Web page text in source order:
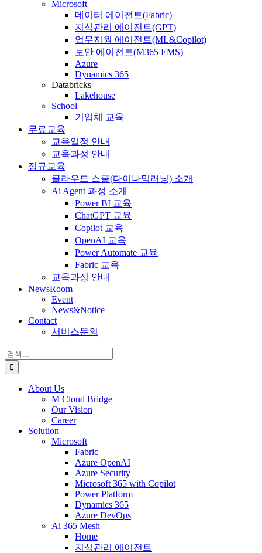
Microsoft
데이터 에이전트(Fabric)
지식관리 에이전트(GPT)
업무지원 에이전트(ML&Copilot)
보안 에이전트(M365 EMS)
Azure
Dynamics 365
Databricks
Lakehouse
School
기업체 교육
무료교육
교육일정 안내
교육과정 안내
정규교육
클라우드 스쿨(다이나믹러닝) 소개
Ai Agent 과정 소개
Power BI 교육
ChatGPT 교육
Copilot 교육
OpenAI 교육
Power Automate 교육
Fabric 교육
교육과정 안내
NewsRoom
Event
News&Notice
Contact
서비스문의
검
색:
About Us
M Cloud Bridge
Our Vision
Career
Solution
Microsoft
Fabric
Azure OpenAI
Azure Security
Microsoft 365 with Copilot
Power Platform
Dynamics 365
Azure DevOps
Ai 365 Mesh
Home
지식관리 에이전트